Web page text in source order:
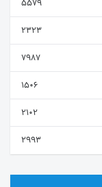
5579
2323
7987
1506
2102
2993